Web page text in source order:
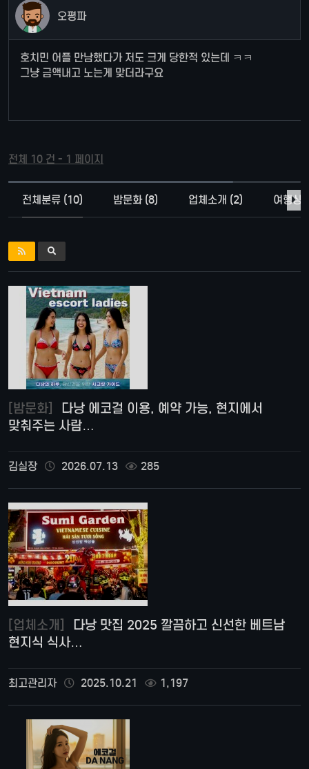
오평파
호치민 어플 만남했다가 저도 크게 당한적 있는데 ㅋㅋ
그냥 금액내고 노는게 맞더라구요
전체 10 건 - 1 페이지
전체분류 (10) 밤문화 (8) 업체소개 (2) 여행상
[밤문화]
맞춰주는 사람…
김실장 2026.07.13 285
[업체소개]
현지식 식사…
최고관리자 2025.10.21 1,197